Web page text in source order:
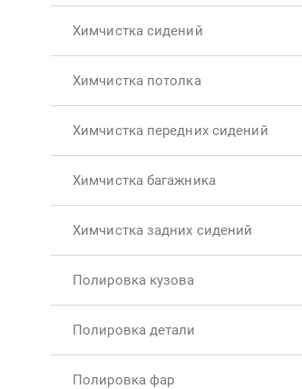
Химчистка сидений
Химчистка потолка
Химчистка передних сидений
Химчистка багажника
Химчистка задних сидений
Полировка кузова
Полировка детали
Полировка фар